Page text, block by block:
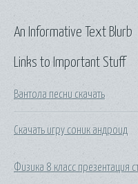
Links to Important Stuff
Вантола песни скачать
Скачать игру соник андроид
Физика 8 класс презентация
An Informative Text Blurb